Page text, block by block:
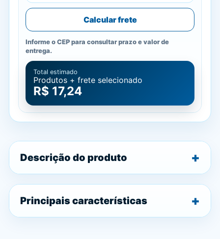
Calcular frete
Informe o CEP para consultar prazo e valor de
entrega.
Total estimado
Produtos + frete selecionado
R$ 17,24
Descrição do produto
Principais características